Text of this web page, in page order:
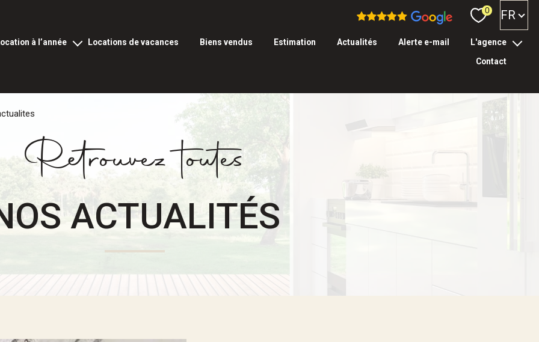
0 Langue
FR
location à l’année locations de vacances biens vendus estimation actualités alerte e-mail l'agence
contact
Retrouvez toutes
ACTUALITÉS